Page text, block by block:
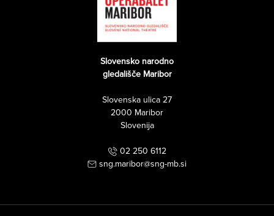
Slovensko narodno
gledališče Maribor
Slovenska ulica 27
2000 Maribor
Slovenija
02 250 6112
sng.maribor@sng-mb.si